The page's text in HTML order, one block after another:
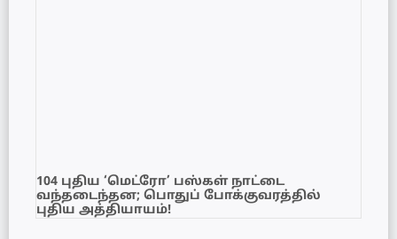
104 புதிய ‘மெட்ரோ’ பஸ்கள் நாட்டை
வந்தடைந்தன; பொதுப் போக்குவரத்தில்
புதிய அத்தியாயம்!